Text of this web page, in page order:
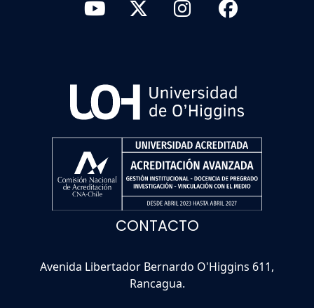
CONTACTO
Avenida Libertador Bernardo O'Higgins 611,
Rancagua.